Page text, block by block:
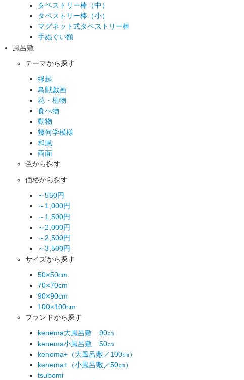
タペストリー棒（中）
タペストリー棒（小）
マグネット式タペストリー棒
手ぬぐい額
風呂敷
テーマから探す
縁起
鳥獣戯画
花・植物
食べ物
動物
幾何学模様
和風
両面
色から探す
価格から探す
～550円
～1,000円
～1,500円
～2,000円
～2,500円
～3,500円
サイズから探す
50×50cm
70×70cm
90×90cm
100×100cm
ブランドから探す
kenema大風呂敷 90㎝
kenema小風呂敷 50㎝
kenema+（大風呂敷／100㎝）
kenema+（小風呂敷／50㎝）
tsubomi